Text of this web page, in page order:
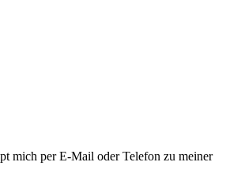
mich per E-Mail oder Telefon zu meiner